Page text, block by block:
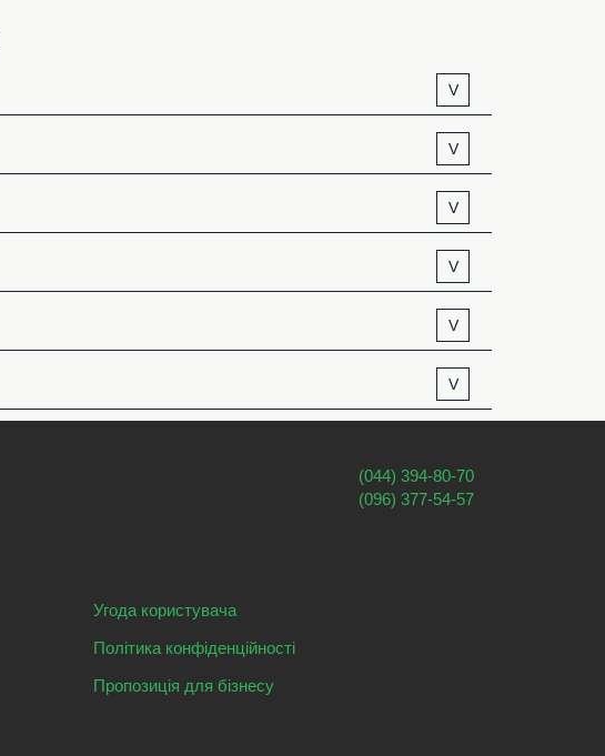
V
V
V
V
V
V
(044) 394-80-70
(096) 377-54-57
Угода користувача
Політика конфіденційності
Пропозиція для бізнесу